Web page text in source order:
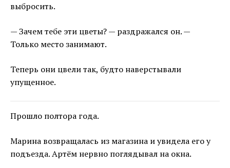
выбросить.
— Зачем тебе эти цветы? — раздражался он. —
Только место занимают.
Теперь они цвели так, будто наверстывали
упущенное.
Прошло полтора года.
Марина возвращалась из магазина и увидела его у
подъезда. Артём нервно поглядывал на окна.